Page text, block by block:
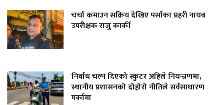
चर्चा कमाउन सक्रिय देखिए पर्साका प्रहरी नायब
उपरीक्षक राजु कार्की
निर्वाध चल्न दिएको स्कुटर अहिले नियन्त्रणमा,
स्थानीय प्रशासनको दोहोरो नीतिले सर्वसाधारण
मर्कामा